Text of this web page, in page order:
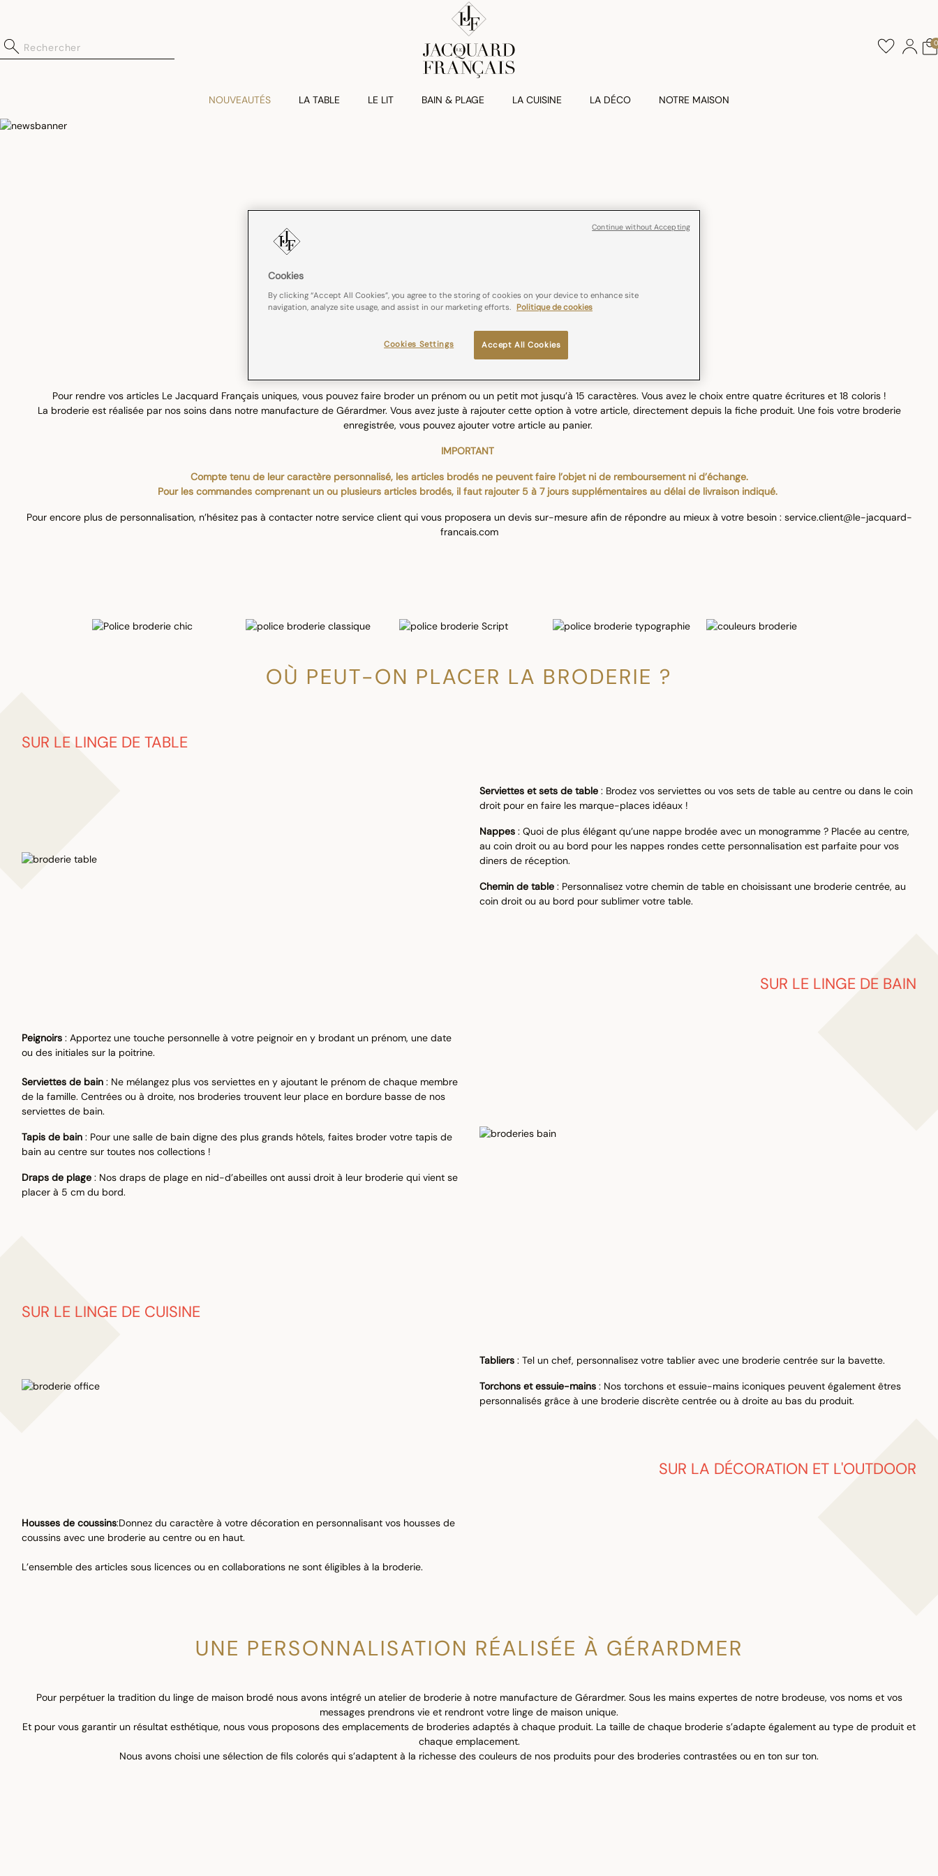
0
NOUVEAUTÉS LA TABLE LE LIT BAIN & PLAGE LA CUISINE LA DÉCO NOTRE MAISON
Pour rendre vos articles Le Jacquard Français uniques, vous pouvez faire broder un prénom ou un petit mot jusqu’à 15 caractères. Vous avez le choix entre quatre écritures et 18 coloris !
La broderie est réalisée par nos soins dans notre manufacture de Gérardmer. Vous avez juste à rajouter cette option à votre article, directement depuis la fiche produit. Une fois votre broderie
enregistrée, vous pouvez ajouter votre article au panier.
IMPORTANT
Compte tenu de leur caractère personnalisé, les articles brodés ne peuvent faire l’objet ni de remboursement ni d’échange.
Pour les commandes comprenant un ou plusieurs articles brodés, il faut rajouter 5 à 7 jours supplémentaires au délai de livraison indiqué.
Pour encore plus de personnalisation, n’hésitez pas à contacter notre service client qui vous proposera un devis sur-mesure afin de répondre au mieux à votre besoin : service.client@le-jacquard-
francais.com
OÙ PEUT-ON PLACER LA BRODERIE ?
SUR LE LINGE DE TABLE
Serviettes et sets de table : Brodez vos serviettes ou vos sets de table au centre ou dans le coin
droit pour en faire les marque-places idéaux !
Nappes : Quoi de plus élégant qu’une nappe brodée avec un monogramme ? Placée au centre,
au coin droit ou au bord pour les nappes rondes cette personnalisation est parfaite pour vos
diners de réception.
Chemin de table : Personnalisez votre chemin de table en choisissant une broderie centrée, au
coin droit ou au bord pour sublimer votre table.
SUR LE LINGE DE BAIN
Peignoirs : Apportez une touche personnelle à votre peignoir en y brodant un prénom, une date
ou des initiales sur la poitrine.
Serviettes de bain : Ne mélangez plus vos serviettes en y ajoutant le prénom de chaque membre
de la famille. Centrées ou à droite, nos broderies trouvent leur place en bordure basse de nos
serviettes de bain.
Tapis de bain : Pour une salle de bain digne des plus grands hôtels, faites broder votre tapis de
bain au centre sur toutes nos collections !
Draps de plage : Nos draps de plage en nid-d’abeilles ont aussi droit à leur broderie qui vient se
placer à 5 cm du bord.
SUR LE LINGE DE CUISINE
Tabliers : Tel un chef, personnalisez votre tablier avec une broderie centrée sur la bavette.
Torchons et essuie-mains : Nos torchons et essuie-mains iconiques peuvent également êtres
personnalisés grâce à une broderie discrète centrée ou à droite au bas du produit.
SUR LA DÉCORATION ET L'OUTDOOR
Housses de coussins:Donnez du caractère à votre décoration en personnalisant vos housses de
coussins avec une broderie au centre ou en haut.
L’ensemble des articles sous licences ou en collaborations ne sont éligibles à la broderie.
UNE PERSONNALISATION RÉALISÉE À GÉRARDMER
Pour perpétuer la tradition du linge de maison brodé nous avons intégré un atelier de broderie à notre manufacture de Gérardmer. Sous les mains expertes de notre brodeuse, vos noms et vos
messages prendrons vie et rendront votre linge de maison unique.
Et pour vous garantir un résultat esthétique, nous vous proposons des emplacements de broderies adaptés à chaque produit. La taille de chaque broderie s’adapte également au type de produit et
chaque emplacement.
Nous avons choisi une sélection de fils colorés qui s’adaptent à la richesse des couleurs de nos produits pour des broderies contrastées ou en ton sur ton.
Cookies
By clicking “Accept All Cookies”, you agree to the storing of cookies on your device to enhance site
navigation, analyze site usage, and assist in our marketing efforts. Politique de cookies
Accept All Cookies
Cookies Settings
Continue without Accepting